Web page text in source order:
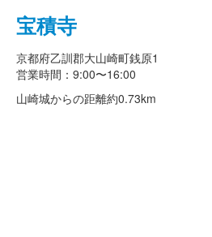
宝積寺
京都府乙訓郡大山崎町銭原1
営業時間：9:00〜16:00
山崎城からの距離約0.73km